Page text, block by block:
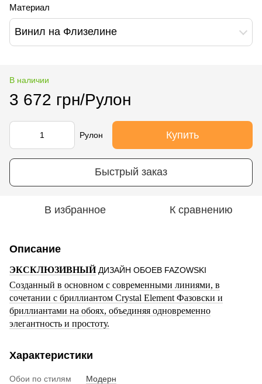
Материал
Винил на Флизелине
В наличии
3 672 грн/Рулон
Рулон Купить
Быстрый заказ
В избранное К сравнению
Описание
ЭКСКЛЮЗИВНЫЙДИЗАЙН ОБОЕВ FAZOWSKI
Созданный в основном с современными линиями, в
сочетании с бриллиантом Crystal Element Фазовски и
бриллиантами на обоях, объединяя одновременно
элегантность и простоту.
Характеристики
Обои по стилям
Модерн